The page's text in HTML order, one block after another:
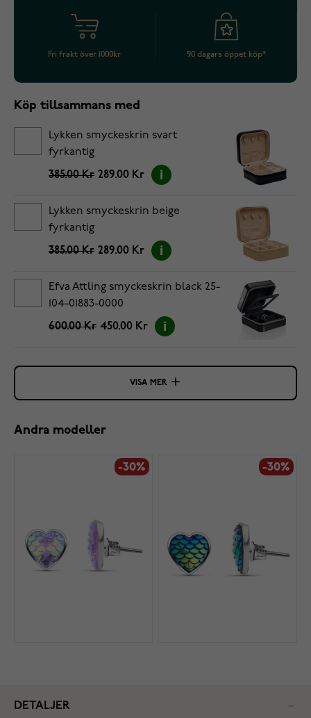
Fri frakt över 1000kr 90 dagars öppet köp*
Köp tillsammans med
Lykken smyckeskrin svart
fyrkantig
385.00 Kr 289.00 Kr
Lykken smyckeskrin beige
fyrkantig
385.00 Kr 289.00 Kr
Efva Attling smyckeskrin black 25-
104-01883-0000
600.00 Kr 450.00 Kr
VISA MER
Andra modeller
-30% -30%
DETALJER